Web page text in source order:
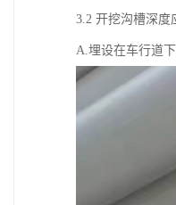
3.2 开挖沟槽深度
A.埋设在车行道